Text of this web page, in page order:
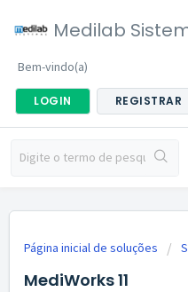
Medilab
Bem-vindo(a)
LOGIN REGISTRAR
Página inicial de soluções
MediWorks 11